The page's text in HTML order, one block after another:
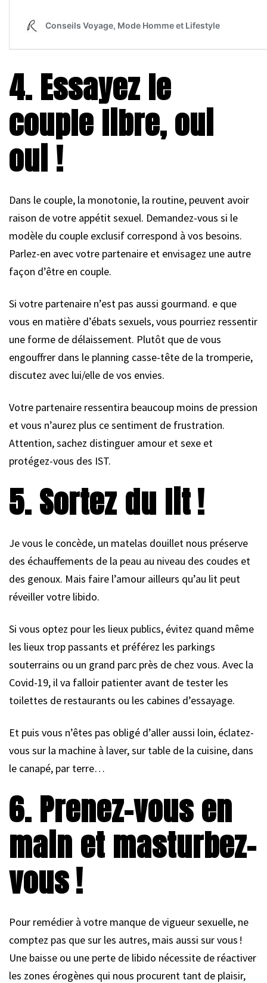
4. Essayez le
couple libre, oui
oui !
Dans le couple, la monotonie, la routine, peuvent avoir
raison de votre appétit sexuel. Demandez-vous si le
modèle du couple exclusif correspond à vos besoins.
Parlez-en avec votre partenaire et envisagez une autre
façon d’être en couple.
Si votre partenaire n’est pas aussi gourmand. e que
vous en matière d’ébats sexuels, vous pourriez ressentir
une forme de délaissement. Plutôt que de vous
engouffrer dans le planning casse-tête de la tromperie,
discutez avec lui/elle de vos envies.
Votre partenaire ressentira beaucoup moins de pression
et vous n’aurez plus ce sentiment de frustration.
Attention, sachez distinguer amour et sexe et
protégez-vous des IST.
5. Sortez du lit !
Je vous le concède, un matelas douillet nous préserve
des échauffements de la peau au niveau des coudes et
des genoux. Mais faire l’amour ailleurs qu’au lit peut
réveiller votre libido.
Si vous optez pour les lieux publics, évitez quand même
les lieux trop passants et préférez les parkings
souterrains ou un grand parc près de chez vous. Avec la
Covid-19, il va falloir patienter avant de tester les
toilettes de restaurants ou les cabines d’essayage.
Et puis vous n’êtes pas obligé d’aller aussi loin, éclatez-
vous sur la machine à laver, sur table de la cuisine, dans
le canapé, par terre…
6. Prenez-vous en
main et masturbez-
vous !
Pour remédier à votre manque de vigueur sexuelle, ne
comptez pas que sur les autres, mais aussi sur vous !
Une baisse ou une perte de libido nécessite de réactiver
les zones érogènes qui nous procurent tant de plaisir,